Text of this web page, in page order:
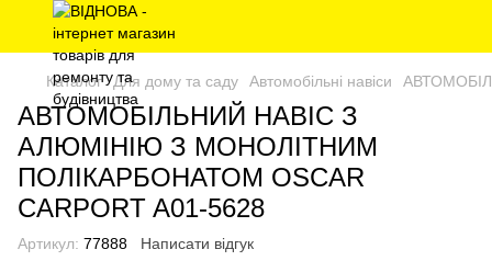
Каталог Для дому та саду Автомобільні навіси
АВТОМОБІЛЬНИЙ НАВІС З
АЛЮМІНІЮ З МОНОЛІТНИМ
ПОЛІКАРБОНАТОМ OSCAR
CARPORT A01-5628
Артикул: 77888 Написати відгук